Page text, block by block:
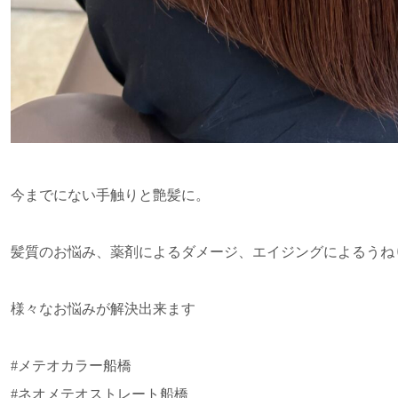
今までにない手触りと艶髪に。
髪質のお悩み、薬剤によるダメージ、エイジングによるうね
様々なお悩みが解決出来ます
#メテオカラー船橋
#ネオメテオストレート船橋